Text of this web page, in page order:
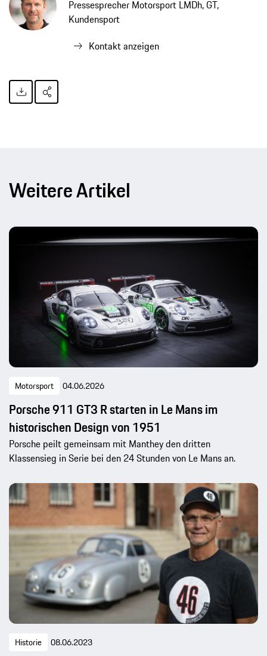
Pressesprecher Motorsport LMDh, GT,
Kundensport
Kontakt anzeigen
Weitere Artikel
Motorsport 04.06.2026
Porsche 911 GT3 R starten in Le Mans im
historischen Design von 1951
Porsche peilt gemeinsam mit Manthey den dritten
Klassensieg in Serie bei den 24 Stunden von Le Mans an.
Historie 08.06.2023